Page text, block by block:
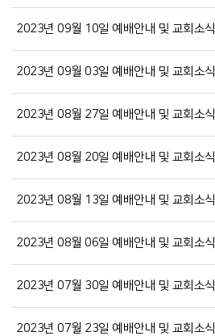
2023년 09월 10일 예배안내 및 교회소식
2023년 09월 03일 예배안내 및 교회소식
2023년 08월 27일 예배안내 및 교회소식
2023년 08월 20일 예배안내 및 교회소식
2023년 08월 13일 예배안내 및 교회소식
2023년 08월 06일 예배안내 및 교회소식
2023년 07월 30일 예배안내 및 교회소식
2023년 07월 23일 예배안내 및 교회소식